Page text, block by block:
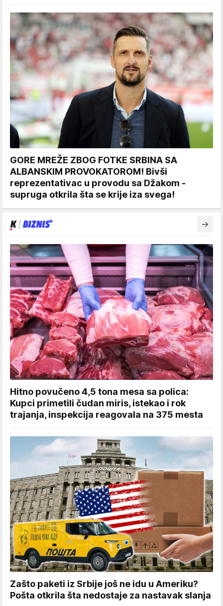
GORE MREŽE ZBOG FOTKE SRBINA SA
ALBANSKIM PROVOKATOROM! Bivši
reprezentativac u provodu sa Džakom -
supruga otkrila šta se krije iza svega!
Hitno povučeno 4,5 tona mesa sa polica:
Kupci primetili čudan miris, istekao i rok
trajanja, inspekcija reagovala na 375 mesta
Zašto paketi iz Srbije još ne idu u Ameriku?
Pošta otkrila šta nedostaje za nastavak slanja